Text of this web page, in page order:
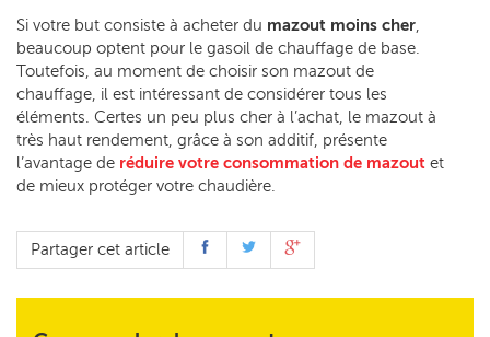
Si votre but consiste à acheter du mazout moins cher,
beaucoup optent pour le gasoil de chauffage de base.
Toutefois, au moment de choisir son mazout de
chauffage, il est intéressant de considérer tous les
éléments. Certes un peu plus cher à l’achat, le mazout à
très haut rendement, grâce à son additif, présente
l’avantage de réduire votre consommation de mazout et
de mieux protéger votre chaudière.
Partager cet article